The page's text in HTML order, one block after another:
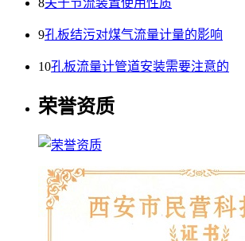
9孔板结污对煤气流量计量的影响
10孔板流量计管道安装需要注意的
荣誉资质